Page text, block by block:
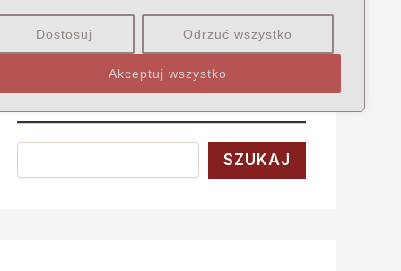
Dostosuj Odrzuć wszystko
Akceptuj wszystko
Wyszukaj
Szukaj
SZUKAJ